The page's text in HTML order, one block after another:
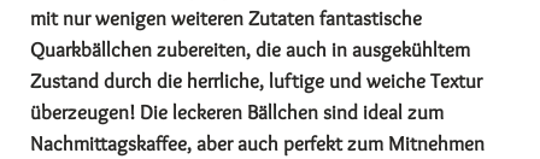
mit nur wenigen weiteren Zutaten fantastische
Quarkbällchen zubereiten, die auch in ausgekühltem
Zustand durch die herrliche, luftige und weiche Textur
überzeugen! Die leckeren Bällchen sind ideal zum
Nachmittagskaffee, aber auch perfekt zum Mitnehmen